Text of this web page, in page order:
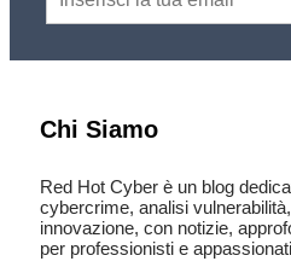
Chi Siamo
Red Hot Cyber è un blog
cybercrime, analisi
innovazione, con notizie,
per professionisti e